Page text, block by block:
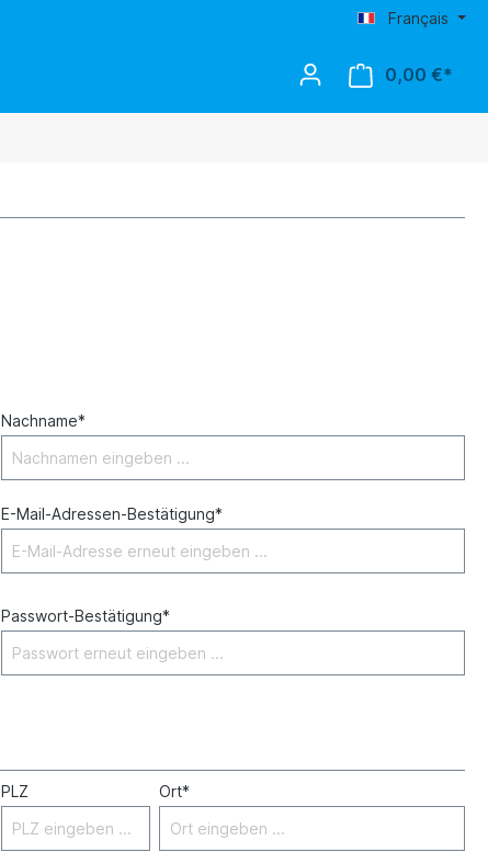
Français
0,00 €*
Nachname*
E-Mail-Adressen-Bestätigung*
Passwort-Bestätigung*
PLZ Ort*